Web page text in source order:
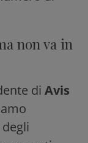
non va in
di Avis